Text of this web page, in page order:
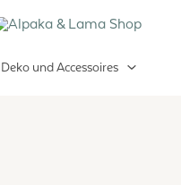
Deko und Accessoires